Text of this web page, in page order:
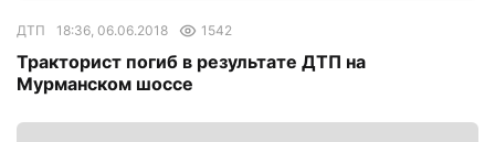
ДТП 18:36, 06.06.2018 1542
Тракторист погиб в результате ДТП на
Мурманском шоссе